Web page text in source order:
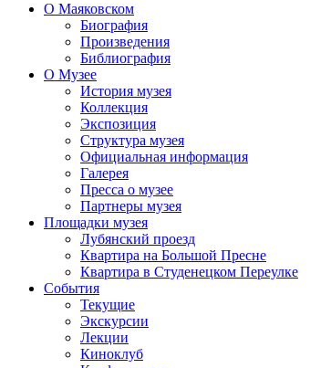
О Маяковском
Биография
Произведения
Библиография
О Музее
История музея
Коллекция
Экспозиция
Структура музея
Официальная информация
Галерея
Пресса о музее
Партнеры музея
Площадки музея
Лубянский проезд
Квартира на Большой Пресне
Квартира в Студенецком Переулке
События
Текущие
Экскурсии
Лекции
Киноклуб